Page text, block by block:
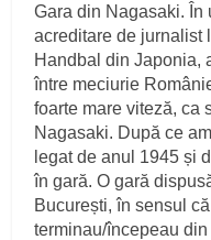
Gara din Nagasaki. În
acreditare de jurnalist
Handbal din Japonia,
între meciurie
foarte mare viteză, ca
Nagasaki. După ce
legat de anul 1945 și
în gară. O gară
București, în sensul
terminau/începeau